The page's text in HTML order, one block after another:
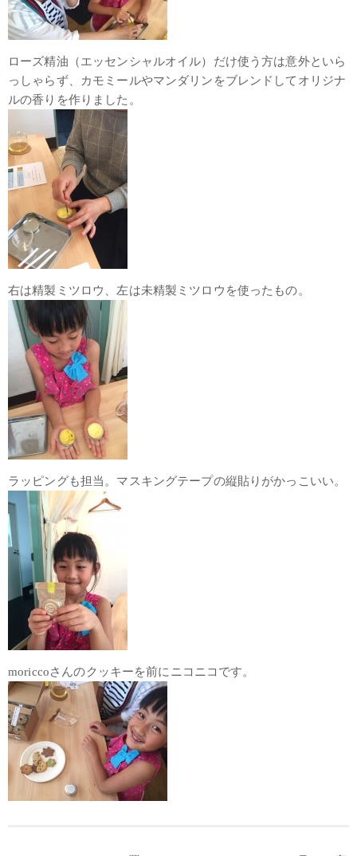
ローズ精油（エッセンシャルオイル）だけ使う方は意外といら
っしゃらず、カモミールやマンダリンをブレンドしてオリジナ
ルの香りを作りました。
右は精製ミツロウ、左は未精製ミツロウを使ったもの。
ラッピングも担当。マスキングテープの縦貼りがかっこいい。
moriccoさんのクッキーを前にニコニコです。